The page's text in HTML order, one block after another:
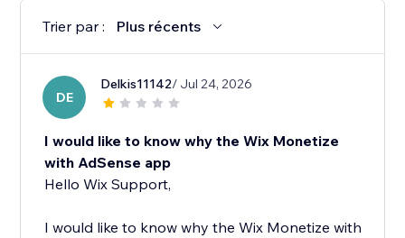
Trier par : Plus récents
DE
Delkis11142/ Jul 24, 2026
I would like to know why the Wix Monetize
with AdSense app
Hello Wix Support,
I would like to know why the Wix Monetize with